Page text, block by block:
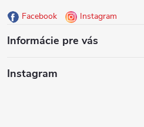
e
Facebook Instagram
Informácie pre vás
Instagram